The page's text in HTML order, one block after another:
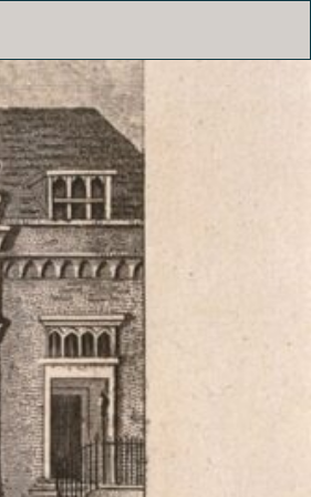
THE ROOKERY
BATTY LANGLEY’S
ALL HOTELS